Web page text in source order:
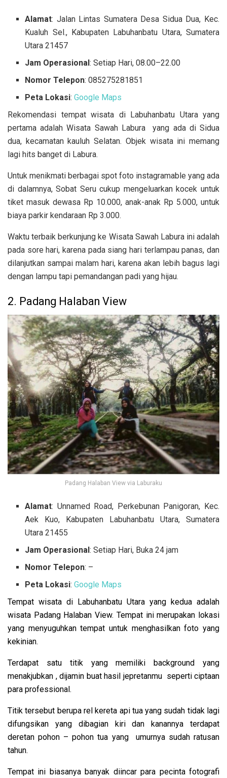
Alamat: Jalan Lintas Sumatera Desa Sidua Dua, Kec.
Kualuh Sel., Kabupaten Labuhanbatu Utara, Sumatera
Utara 21457
Jam Operasional: Setiap Hari, 08.00–22.00
Nomor Telepon: 085275281851
Peta Lokasi:Google Maps
Rekomendasi tempat wisata di Labuhanbatu Utara yang
pertama adalah Wisata Sawah Labura yang ada di Sidua
dua, kecamatan kauluh Selatan. Objek wisata ini memang
lagi hits banget di Labura.
Untuk menikmati berbagai spot foto instagramable yang ada
di dalamnya, Sobat Seru cukup mengeluarkan kocek untuk
tiket masuk dewasa Rp 10.000, anak-anak Rp 5.000, untuk
biaya parkir kendaraan Rp 3.000.
Waktu terbaik berkunjung ke Wisata Sawah Labura ini adalah
pada sore hari, karena pada siang hari terlampau panas, dan
dilanjutkan sampai malam hari, karena akan lebih bagus lagi
dengan lampu tapi pemandangan padi yang hijau.
2. Padang Halaban View
Padang Halaban View via Laburaku
Alamat: Unnamed Road, Perkebunan Panigoran, Kec.
Aek Kuo, Kabupaten Labuhanbatu Utara, Sumatera
Utara 21455
Jam Operasional: Setiap Hari, Buka 24 jam
Nomor Telepon: –
Peta Lokasi:Google Maps
Tempat wisata di Labuhanbatu Utara yang kedua adalah
wisata Padang Halaban View. Tempat ini merupakan lokasi
yang menyuguhkan tempat untuk menghasilkan foto yang
kekinian.
Terdapat satu titik yang memiliki background yang
menakjubkan , dijamin buat hasil jepretanmu seperti ciptaan
para professional.
Titik tersebut berupa rel kereta api tua yang sudah tidak lagi
difungsikan yang dibagian kiri dan kanannya terdapat
deretan pohon – pohon tua yang umurnya sudah ratusan
tahun.
Tempat ini biasanya banyak diincar para pecinta fotografi